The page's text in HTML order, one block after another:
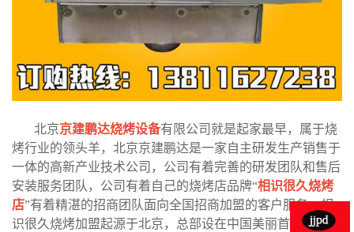
北京京建鹏达烧烤设备有限公司就是起家最早，属于烧
烤行业的领头羊，北京京建鹏达是一家自主研发生产销售于
一体的高新产业技术公司，公司有着完善的研发团队和售后
安装服务团队，公司有着自己的烧烤店品牌“相识很久烧烤
店”有着精湛的招商团队面向全国招商加盟的客户服务。相
识很久烧烤加盟起源于北京，总部设在中国美丽首都-北